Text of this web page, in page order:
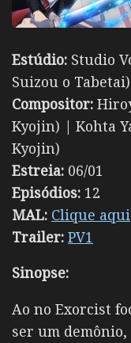
Estúdio: Studio
Suizou o Tabetai)
Compositor:
Kyojin) | Kohta
Kyojin)
Estreia: 06/01
Episódios: 12
MAL: Clique aqui
Trailer: PV1
Sinopse:
Ao no Exorcist
ser um